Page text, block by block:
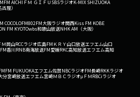
FM AICHI ＦＭ ＧＩＦＵ SBSラジオK-MIX SHIZUOKA
屋）
COCOLOFM802FM大阪ラジオ関西Kiss FM KOBE
FM KYOTOwbs和歌山放送NHK AM（大阪）
Ｍ岡山RCCラジオ広島FM ＫＲＹ山口放送エフエム山口
FM香川RNB南海放送FM愛媛RKC高知放送エフエム高知
FM FUKUOKAエフエム佐賀NBCラジオFM長崎RKKラジオ
分宮崎放送エフエム宮崎ＭＢＣラジオμＦＭRBCiラジオ